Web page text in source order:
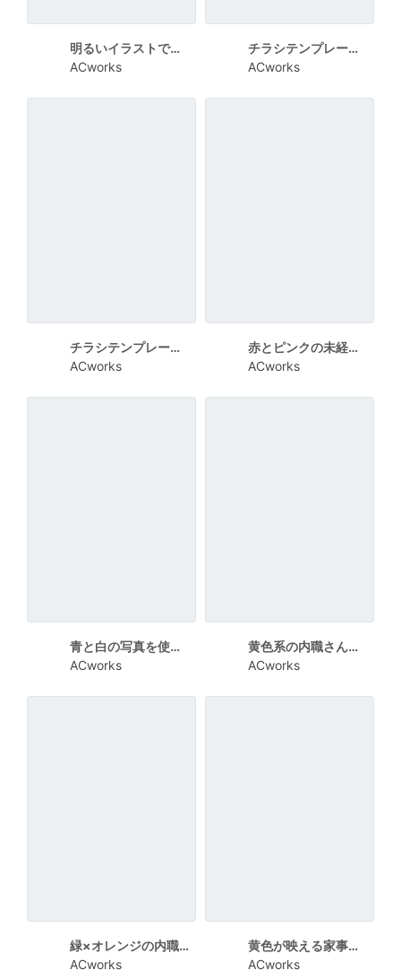
明るいイラストで園の特徴をまとめた幼稚園案内チラシ
ACworks
チラシテンプレート28235
ACworks
チラシテンプレート28233
ACworks
赤とピンクの未経験OK内職募集チラシ
ACworks
青と白の写真を使った工場内内職募集チラシ
ACworks
黄色系の内職さん募集チラシ
ACworks
緑×オレンジの内職スタッフ仲間募集チラシ
ACworks
黄色が映える家事・内職募集チラシ
ACworks